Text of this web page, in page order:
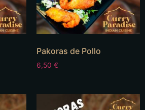
Pakoras de Pollo
6,50 €